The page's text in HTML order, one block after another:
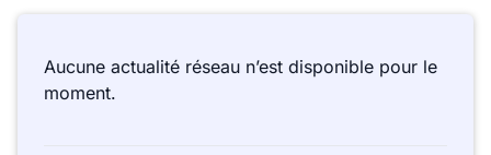
Aucune actualité réseau n’est disponible pour le
moment.